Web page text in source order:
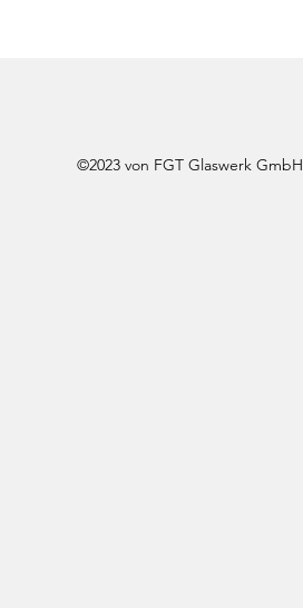
©2023 von FGT Glaswerk GmbH